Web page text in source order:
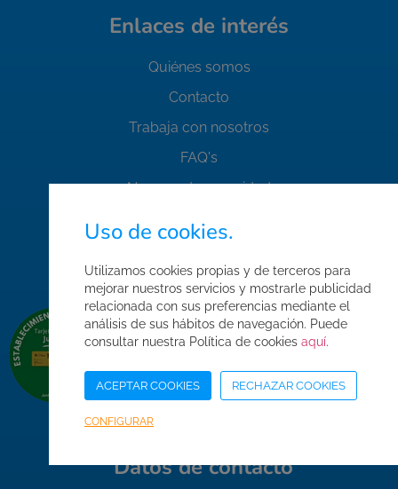
Enlaces de interés
Quiénes somos
Contacto
Trabaja con nosotros
FAQ's
Normas de seguridad
Acceso Área Corporativa
Datos de contacto
Uso de cookies.
Utilizamos cookies propias y de terceros para
mejorar nuestros servicios y mostrarle publicidad
relacionada con sus preferencias mediante el
análisis de sus hábitos de navegación. Puede
consultar nuestra Política de cookies aquí.
ACEPTAR COOKIES RECHAZAR COOKIES
CONFIGURAR